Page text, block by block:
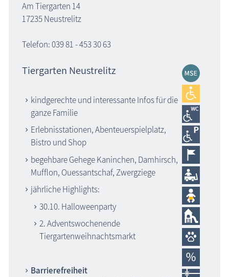
Am Tiergarten 14
17235 Neustrelitz
Telefon: 039 81 - 453 30 63
Tiergarten Neustrelitz
kindgerechte und interessante Infos für die
ganze Familie
Erlebnisstationen, Abenteuerspielplatz,
Bistro und Shop
begehbare Gehege Kaninchen, Damhirsch,
Mufflon, Ouessantschaf, Zwergziege
jährliche Highlights:
30.10. Halloweenparty
2. Adventswochenende
Tiergartenweihnachtsmarkt
Barrierefreiheit